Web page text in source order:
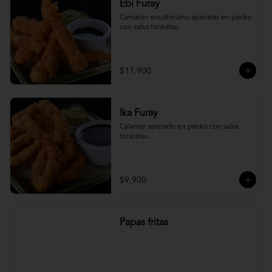
Ebi Furay
Camarón ecuatoriano apanado en panko
con salsa tonkatsu.
$11.900
Ika Furay
Calamar apanado en panko con salsa
tonkatsu.
$9.900
Papas fritas